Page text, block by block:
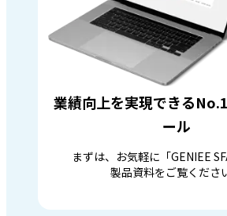
業績向上を実現できる
ール
まずは、お気軽に「GENIEE
製品資料をご覧くださ